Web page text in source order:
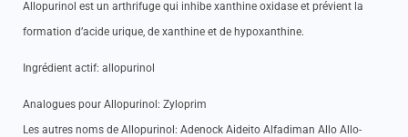
Allopurinol est un arthrifuge qui inhibe xanthine oxidase et prévient la
formation d’acide urique, de xanthine et de hypoxanthine.
Ingrédient actif: allopurinol
Analogues pour Allopurinol: Zyloprim
Les autres noms de Allopurinol: Adenock Aideito Alfadiman Allo Allo-